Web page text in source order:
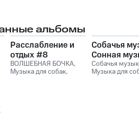
альбомы
Расслабление и
отдых #8
ВОЛШЕБНАЯ БОЧКА,
Музыка для собак,
Собачья
Сонная
для собак и
музыка для
Собачья
Музыка для